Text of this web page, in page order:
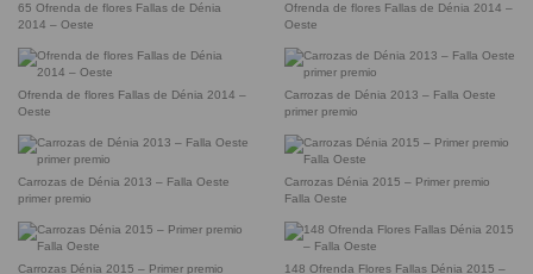
65 Ofrenda de flores Fallas de Dénia
2014 – Oeste
Ofrenda de flores Fallas de Dénia 2014 –
Oeste
Ofrenda de flores Fallas de Dénia 2014 –
Oeste
Carrozas de Dénia 2013 – Falla Oeste
primer premio
Carrozas de Dénia 2013 – Falla Oeste
primer premio
Carrozas Dénia 2015 – Primer premio
Falla Oeste
Carrozas Dénia 2015 – Primer premio
148 Ofrenda Flores Fallas Dénia 2015 –